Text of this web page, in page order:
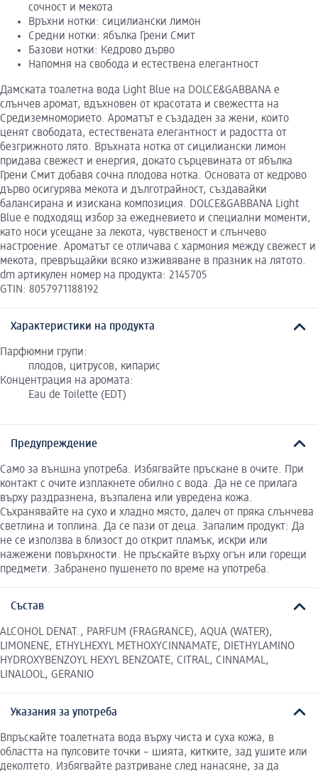
сочност и мекота
Връхни нотки: сицилиански лимон
Средни нотки: ябълка Грени Смит
Базови нотки: Кедрово дърво
Напомня на свобода и естествена елегантност
Дамската тоалетна вода Light Blue на DOLCE&GABBANA е
слънчев аромат, вдъхновен от красотата и свежестта на
Средиземноморието. Ароматът е създаден за жени, които
ценят свободата, естествената елегантност и радостта от
безгрижното лято. Връхната нотка от сицилиански лимон
придава свежест и енергия, докато сърцевината от ябълка
Грени Смит добавя сочна плодова нотка. Основата от кедрово
дърво осигурява мекота и дълготрайност, създавайки
балансирана и изискана композиция. DOLCE&GABBANA Light
Blue е подходящ избор за ежедневието и специални моменти,
като носи усещане за лекота, чувственост и слънчево
настроение. Ароматът се отличава с хармония между свежест и
мекота, превръщайки всяко изживяване в празник на лятото.
dm артикулен номер на продукта: 2145705
GTIN: 8057971188192
Характеристики на продукта
Парфюмни групи:
плодов, цитрусов, кипарис
Концентрация на аромата:
Eau de Toilette (EDT)
Предупреждение
Само за външна употреба. Избягвайте пръскане в очите. При
контакт с очите изплакнете обилно с вода. Да не се прилага
върху раздразнена, възпалена или увредена кожа.
Съхранявайте на сухо и хладно място, далеч от пряка слънчева
светлина и топлина. Да се пази от деца. Запалим продукт: Да
не се използва в близост до открит пламък, искри или
нажежени повърхности. Не пръскайте върху огън или горещи
предмети. Забранено пушенето по време на употреба.
Състав
ALCOHOL DENAT., PARFUM (FRAGRANCE), AQUA (WATER),
LIMONENE, ETHYLHEXYL METHOXYCINNAMATE, DIETHYLAMINO
HYDROXYBENZOYL HEXYL BENZOATE, CITRAL, CINNAMAL,
LINALOOL, GERANIO
Указания за употреба
Впръскайте тоалетната вода върху чиста и суха кожа, в
областта на пулсовите точки – шията, китките, зад ушите или
деколтето. Избягвайте разтриване след нанасяне, за да